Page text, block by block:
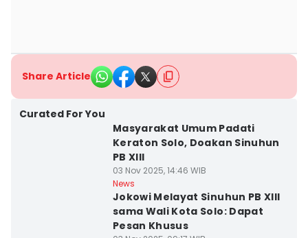
Share Article
Curated For You
Masyarakat Umum Padati
Keraton Solo, Doakan Sinuhun
PB XIII
03 Nov 2025, 14:46 WIB
News
Jokowi Melayat Sinuhun PB XIII
sama Wali Kota Solo: Dapat
Pesan Khusus